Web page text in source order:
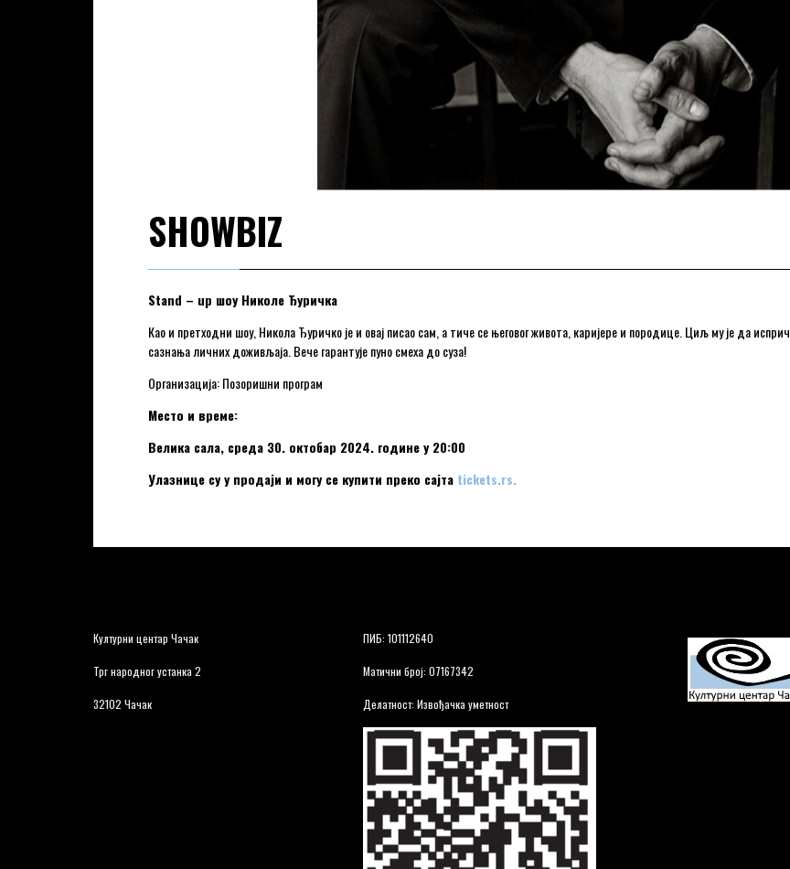
SHOWBIZ
Stand – up шоу Николе Ђуричка
Као и претходни шоу, Никола Ђуричко је и овај писао сам, а тиче се његовог живота, каријере и породице. Циљ му је да
сазнања личних доживљаја. Вече гарантује пуно смеха до суза!
Организација: Позоришни програм
Место и време:
Велика сала, среда 30. октобар 2024. године у 20:00
Улазнице су у продаји и могу се купити преко сајта tickets.rs.
Културни центар Чачак
Трг народног устанка 2
32102 Чачак
ПИБ: 101112640
Матични број: 07167342
Делатност: Извођачка уметност